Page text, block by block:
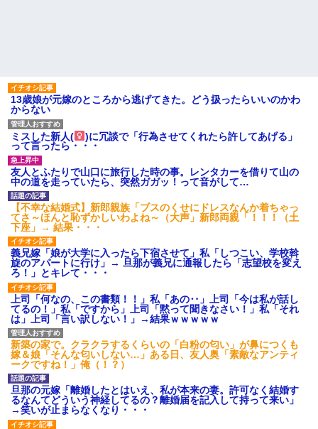
13歳娘が元嫁のところから逃げてきた。どう扱ったらいいのかわ
からない
ミスした新人(
)に冗談で「行為させてくれたら許してあげる」
って言ったら・・・
友人とふたりで山口に旅行した時の事。レンタカーを借りて山の
中の道を走っていたら、突然ガガッ！って音がして…
【不幸な結婚式】新郎親族「ブスのくせにドレスなんか着ちゃっ
てさ～ほんと恥ずかしいわよね～（大声」新郎両親「！！！（土
下座」→ 結果・・・
義兄嫁「娘が大学に入ったら下宿させて」私「しつこい、学校斡
旋のアパートに行け」→ 旦那が義兄に通報したら「志望校を変え
ろ！」とキレて・・・
上司「何なの、この書類！！」私「あの‥」上司「今は私が話し
てるの！」私「ですから」上司「黙って聞きなさい！」私「それ
は」上司「言い訳しない！」→結果ｗｗｗｗｗ
新築の家で。クラクラするくらいの「白粉の匂い」が鼻につくも
嫁＆娘「そんな匂いしない…」ある日、友人奥「素敵なアンティ
ークですね！」俺（！？）
旦那の元嫁「離婚したとはいえ、私が本来の妻。許可なく結婚す
るなんてどういう神経してるの？離婚届を記入して持って来い」
→笑いが止まらなくなり・・・